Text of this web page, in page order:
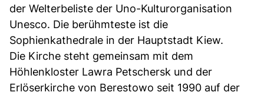
der Welterbeliste der Uno-Kulturorganisation
Unesco. Die berühmteste ist die
Sophienkathedrale in der Hauptstadt Kiew.
Die Kirche steht gemeinsam mit dem
Höhlenkloster Lawra Petschersk und der
Erlöserkirche von Berestowo seit 1990 auf der